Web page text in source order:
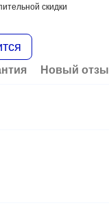
скидки
Новый